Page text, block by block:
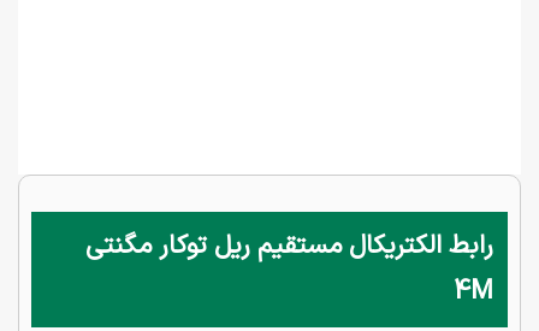
رابط الکتریکال مستقیم ریل توکار مگنتی
4M